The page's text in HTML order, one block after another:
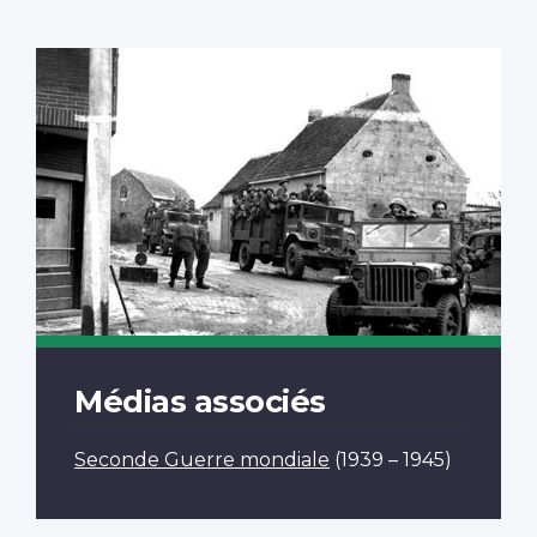
Médias associés
Seconde Guerre mondiale (1939 – 1945)